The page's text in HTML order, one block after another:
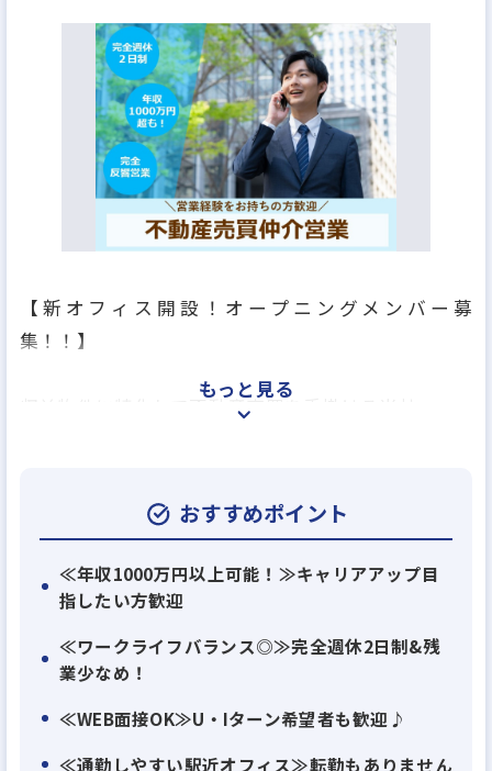
年収900万円
年収1000万円～
月給30万円
月給35万円
【新オフィス開設！オープニングメンバー募
集！！】
収益物件に特化して不動産売買を手掛ける当社。
反響への対応だから、無理な飛込営業は一切ナシ！
質の高い営業に注力できる環境が整っています。
また、当社は先輩が後輩をサポートする社風が根付
いているのでじっくり成長できる会社です！
もっと見る
おすすめポイント
≪年収1000万円以上可能！≫キャリアアップ目
指したい方歓迎
≪ワークライフバランス◎≫完全週休2日制&残
業少なめ！
≪WEB面接OK≫U・Iターン希望者も歓迎♪
≪通勤しやすい駅近オフィス≫転勤もありません